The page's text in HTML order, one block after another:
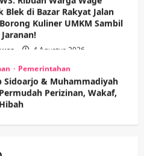
Kuliner UMKM Sambil
4 Agustus 2026
Pemerintahan
Sidoarjo & Muhammadiyah
Perizinan, Wakaf,